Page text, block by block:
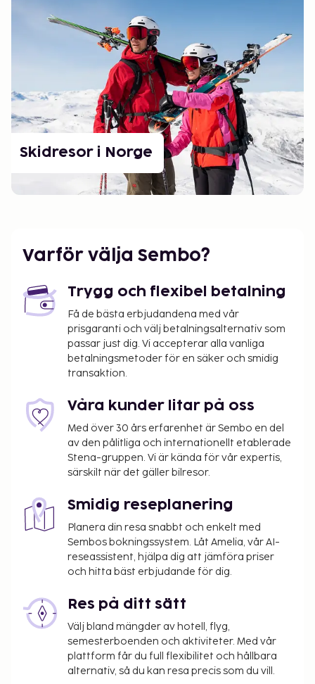
Skidresor i Norge
Varför välja Sembo?
Trygg och flexibel betalning
Få de bästa erbjudandena med vår
prisgaranti och välj betalningsalternativ som
passar just dig. Vi accepterar alla vanliga
betalningsmetoder för en säker och smidig
transaktion.
Våra kunder litar på oss
Med över 30 års erfarenhet är Sembo en del
av den pålitliga och internationellt etablerade
Stena-gruppen. Vi är kända för vår expertis,
särskilt när det gäller bilresor.
Smidig reseplanering
Planera din resa snabbt och enkelt med
Sembos bokningssystem. Låt Amelia, vår AI-
reseassistent, hjälpa dig att jämföra priser
och hitta bäst erbjudande för dig.
Res på ditt sätt
Välj bland mängder av hotell, flyg,
semesterboenden och aktiviteter. Med vår
plattform får du full flexibilitet och hållbara
alternativ, så du kan resa precis som du vill.